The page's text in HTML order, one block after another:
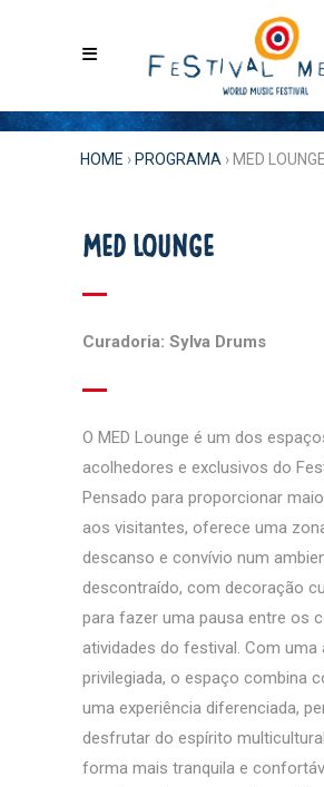
HOME › PROGRAMA ›MED LOUNGE
MED LOUNGE
Curadoria: Sylva Drums
O MED Lounge é um dos
acolhedores e exclusivos do
Pensado para proporcionar
aos visitantes, oferece uma
descanso e convívio num
descontraído, com decoração
para fazer uma pausa entre os
atividades do festival. Com
privilegiada, o espaço combina
uma experiência diferenciada,
desfrutar do espírito
forma mais tranquila e